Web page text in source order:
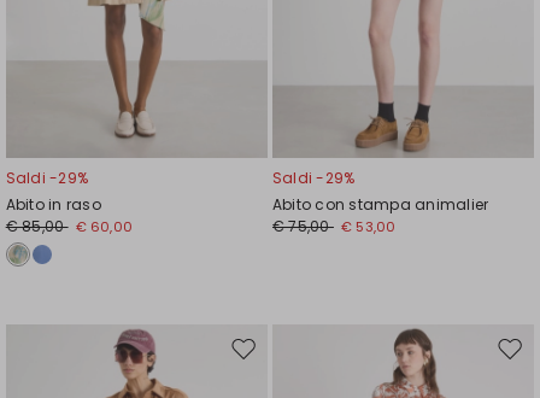
Saldi -29%
Abito in raso
€ 85,00 € 60,00
Saldi -29%
Abito con stampa animalier
€ 75,00 € 53,00
Sposta